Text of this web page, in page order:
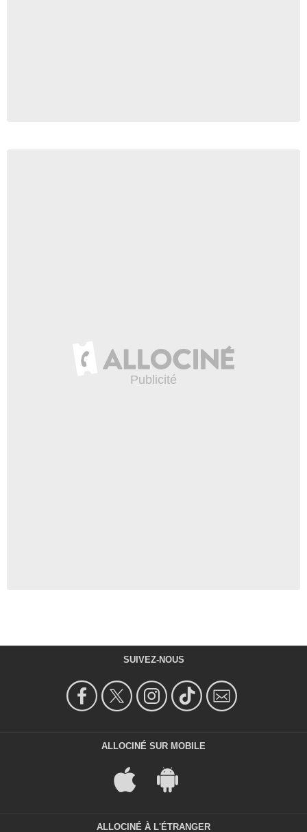
SUIVEZ-NOUS
ALLOCINÉ SUR MOBILE
ALLOCINÉ À L'ÉTRANGER